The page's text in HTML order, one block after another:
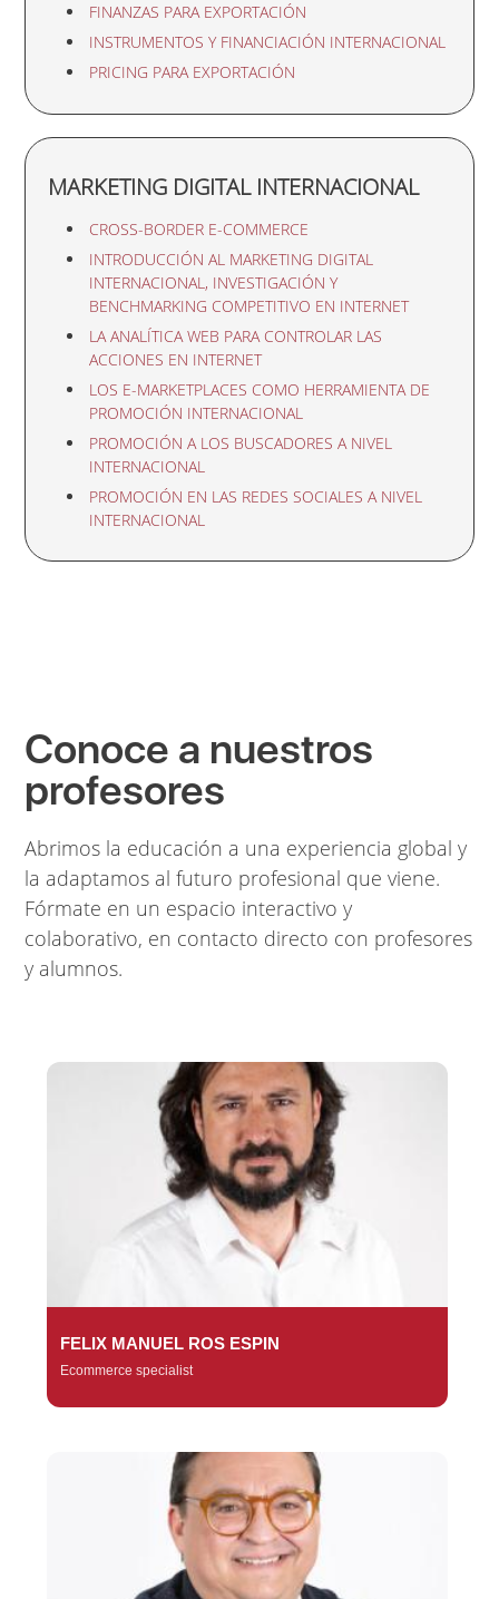
FINANZAS PARA EXPORTACIÓN
INSTRUMENTOS Y FINANCIACIÓN INTERNACIONAL
PRICING PARA EXPORTACIÓN
MARKETING DIGITAL INTERNACIONAL
CROSS-BORDER E-COMMERCE
INTRODUCCIÓN AL MARKETING DIGITAL
INTERNACIONAL, INVESTIGACIÓN Y
BENCHMARKING COMPETITIVO EN INTERNET
LA ANALÍTICA WEB PARA CONTROLAR LAS
ACCIONES EN INTERNET
LOS E-MARKETPLACES COMO HERRAMIENTA DE
PROMOCIÓN INTERNACIONAL
PROMOCIÓN A LOS BUSCADORES A NIVEL
INTERNACIONAL
PROMOCIÓN EN LAS REDES SOCIALES A NIVEL
INTERNACIONAL
Conoce a nuestros
profesores
Abrimos la educación a una experiencia global y
la adaptamos al futuro profesional que viene.
Fórmate en un espacio interactivo y
colaborativo, en contacto directo con profesores
y alumnos.
FELIX MANUEL ROS ESPIN
Ecommerce specialist